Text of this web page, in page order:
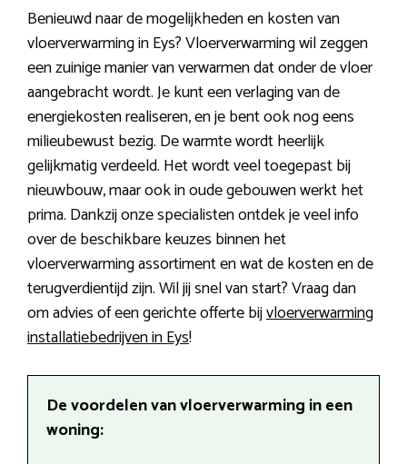
Benieuwd naar de mogelijkheden en kosten van
vloerverwarming in Eys? Vloerverwarming wil zeggen
een zuinige manier van verwarmen dat onder de vloer
aangebracht wordt. Je kunt een verlaging van de
energiekosten realiseren, en je bent ook nog eens
milieubewust bezig. De warmte wordt heerlijk
gelijkmatig verdeeld. Het wordt veel toegepast bij
nieuwbouw, maar ook in oude gebouwen werkt het
prima. Dankzij onze specialisten ontdek je veel info
over de beschikbare keuzes binnen het
vloerverwarming assortiment en wat de kosten en de
terugverdientijd zijn. Wil jij snel van start? Vraag dan
om advies of een gerichte offerte bijvloerverwarming
installatiebedrijven in Eys!
De voordelen van vloerverwarming in een
woning: